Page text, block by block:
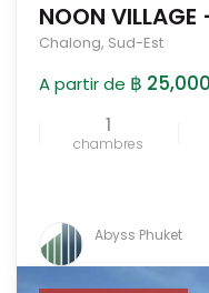
NOON VILLAGE
Chalong, Sud-Est
A partir de ฿ 25,000
1
chambres
Abyss Phuket